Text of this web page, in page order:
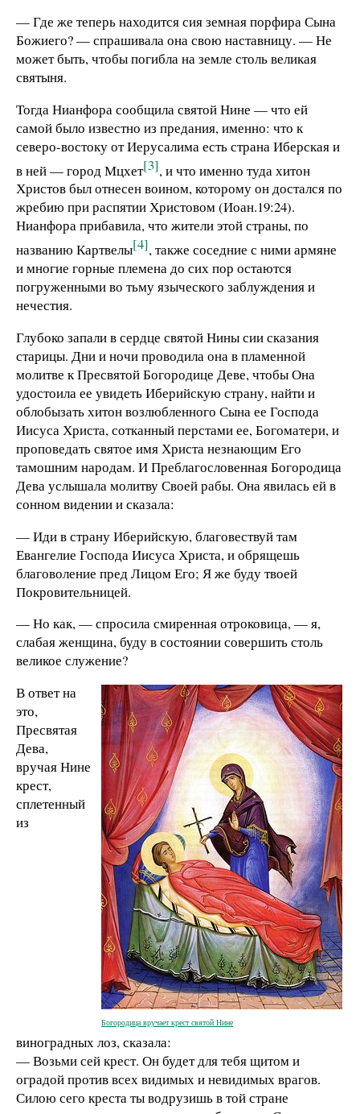
— Где же теперь находится сия земная порфира Сына
Божиего? — спрашивала она свою наставницу. — Не
может быть, чтобы погибла на земле столь великая
святыня.
Тогда Нианфора сообщила святой Нине — что ей
самой было известно из предания, именно: что к
северо-востоку от Иерусалима есть страна Иберская и
в ней — город Мцхет[3], и что именно туда хитон
Христов был отнесен воином, которому он достался по
жребию при распятии Христовом (Иоан.19:24).
Нианфора прибавила, что жители этой страны, по
названию Картвелы[4], также соседние с ними армяне
и многие горные племена до сих пор остаются
погруженными во тьму языческого заблуждения и
нечестия.
Глубоко запали в сердце святой Нины сии сказания
старицы. Дни и ночи проводила она в пламенной
молитве к Пресвятой Богородице Деве, чтобы Она
удостоила ее увидеть Иберийскую страну, найти и
облобызать хитон возлюбленного Сына ее Господа
Иисуса Христа, сотканный перстами ее, Богоматери, и
проповедать святое имя Христа незнающим Его
тамошним народам. И Преблагословенная Богородица
Дева услышала молитву Своей рабы. Она явилась ей в
сонном видении и сказала:
— Иди в страну Иберийскую, благовествуй там
Евангелие Господа Иисуса Христа, и обрящешь
благоволение пред Лицом Его; Я же буду твоей
Покровительницей.
— Но как, — спросила смиренная отроковица, — я,
слабая женщина, буду в состоянии совершить столь
великое служение?
Богородица вручает крест святой Нине
В ответ на
это,
Пресвятая
Дева,
вручая Нине
крест,
сплетенный
из
виноградных лоз, сказала:
— Возьми сей крест. Он будет для тебя щитом и
оградой против всех видимых и невидимых врагов.
Силою сего креста ты водрузишь в той стране